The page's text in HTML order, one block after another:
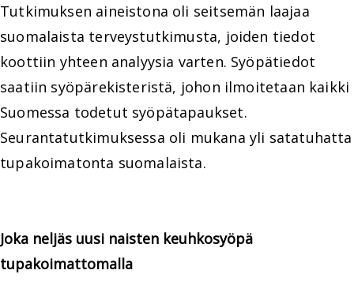
Tutkimuksen aineistona oli seitsemän laajaa
suomalaista terveystutkimusta, joiden tiedot
koottiin yhteen analyysia varten. Syöpätiedot
saatiin syöpärekisteristä, johon ilmoitetaan kaikki
Suomessa todetut syöpätapaukset.
Seurantatutkimuksessa oli mukana yli satatuhatta
tupakoimatonta suomalaista.
Joka neljäs uusi naisten keuhkosyöpä
tupakoimattomalla